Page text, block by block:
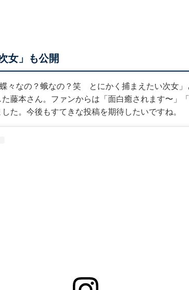
女」も公開
々なの？蛾なの？笑 とにかく捕まえたい次女」
藤本さん。ファンからは「面白癒されます〜」
た。今後もすてきな投稿を期待したいですね。